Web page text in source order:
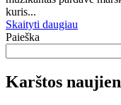
kuris...
Skaityti daugiau
Paieška
Karštos